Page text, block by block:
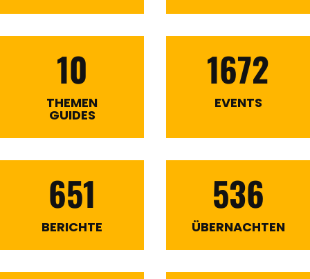
10
THEMEN
GUIDES
1672
EVENTS
651
BERICHTE
536
ÜBERNACHTEN